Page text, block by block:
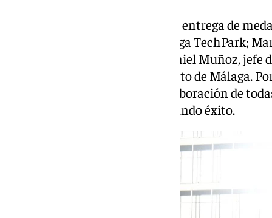
La jornada ha culminado con la entrega de
Felipe Romera, director de Málaga TechPark;
sostenibilidad de la AECC, y Daniel Muñoz,
representación del Ayuntamiento de Málaga.
sus palabras a agradecer la colaboración de
que han hecho posible este rotundo éxito.